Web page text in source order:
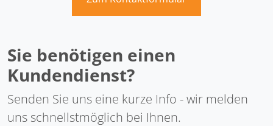
Sie benötigen einen
Kundendienst?
Senden Sie uns eine kurze Info - wir melden
uns schnellstmöglich bei Ihnen.